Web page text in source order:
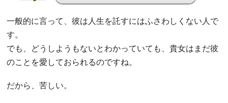
一般的に言って、彼は人生を託すにはふさわしくない人で
す。
でも、どうしようもないとわかっていても、貴女はまだ彼
のことを愛しておられるのですね。
だから、苦しい。